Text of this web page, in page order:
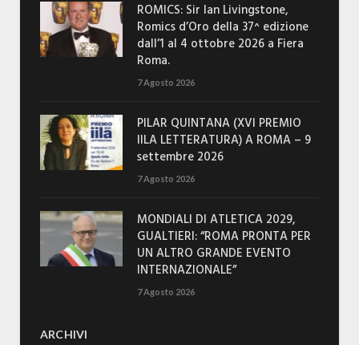
ROMICS: Sir Ian Livingstone,
Romics d’Oro della 37^ edizione
dall’1 al 4 ottobre 2026 a Fiera
Roma.
7 Agosto 2026
PILAR QUINTANA (XVI PREMIO
IILA LETTERATURA) A ROMA – 9
settembre 2026
7 Agosto 2026
MONDIALI DI ATLETICA 2029,
GUALTIERI: “ROMA PRONTA PER
UN ALTRO GRANDE EVENTO
INTERNAZIONALE”
7 Agosto 2026
ARCHIVI